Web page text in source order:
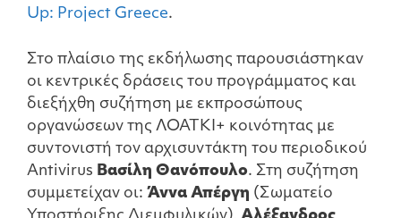
Up: Project Greece.
Στο πλαίσιο της εκδήλωσης παρουσιάστηκαν
οι κεντρικές δράσεις του προγράμματος και
διεξήχθη συζήτηση με εκπροσώπους
οργανώσεων της ΛΟΑΤΚΙ+ κοινότητας με
συντονιστή τον αρχισυντάκτη του περιοδικού
Antivirus Βασίλη Θανόπουλο. Στη συζήτηση
συμμετείχαν οι: Άννα Απέργη (Σωματείο